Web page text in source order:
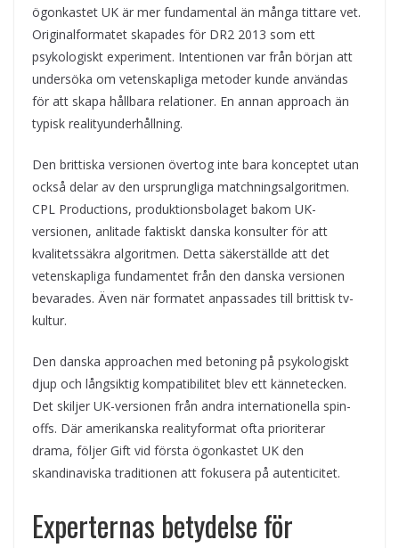
ögonkastet UK är mer fundamental än många tittare vet.
Originalformatet skapades för DR2 2013 som ett
psykologiskt experiment. Intentionen var från början att
undersöka om vetenskapliga metoder kunde användas
för att skapa hållbara relationer. En annan approach än
typisk realityunderhållning.
Den brittiska versionen övertog inte bara konceptet utan
också delar av den ursprungliga matchningsalgoritmen.
CPL Productions, produktionsbolaget bakom UK-
versionen, anlitade faktiskt danska konsulter för att
kvalitetssäkra algoritmen. Detta säkerställde att det
vetenskapliga fundamentet från den danska versionen
bevarades. Även när formatet anpassades till brittisk tv-
kultur.
Den danska approachen med betoning på psykologiskt
djup och långsiktig kompatibilitet blev ett kännetecken.
Det skiljer UK-versionen från andra internationella spin-
offs. Där amerikanska realityformat ofta prioriterar
drama, följer Gift vid första ögonkastet UK den
skandinaviska traditionen att fokusera på autenticitet.
Experternas betydelse för